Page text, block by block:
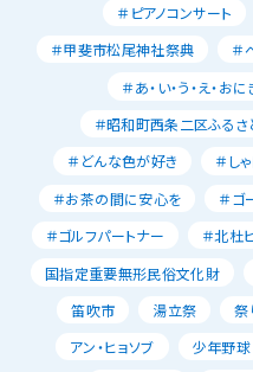
＃ピアノコンサート
＃甲斐市松尾神社祭典
＃
＃あ・い・う・え・おに
＃昭和町西条二区ふるさ
＃どんな色が好き
＃し
＃お茶の間に安心を
＃ゴ
＃ゴルフパートナー
＃北杜
国指定重要無形民俗文化財
笛吹市
湯立祭 祭
アン・ヒョソブ
少年野球